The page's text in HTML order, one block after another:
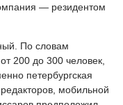
— резидентом
По словам
200 до 300 человек,
петербургская
мобильной